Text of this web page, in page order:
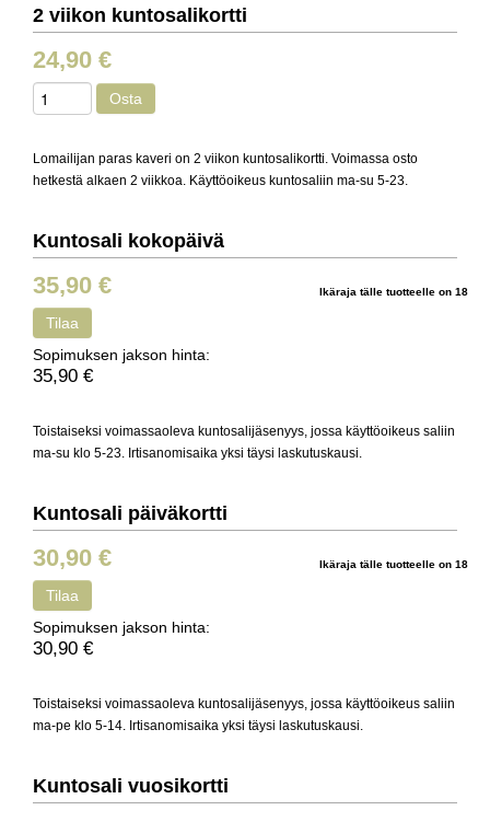
2 viikon kuntosalikortti
Lomailijan paras kaveri on 2 viikon kuntosalikortti. Voimassa osto
hetkestä alkaen 2 viikkoa. Käyttöoikeus kuntosaliin ma-su 5-23.
24,90 €
Osta
Kuntosali kokopäivä
Toistaiseksi voimassaoleva kuntosalijäsenyys, jossa käyttöoikeus saliin
ma-su klo 5-23. Irtisanomisaika yksi täysi laskutuskausi.
Ikäraja tälle tuotteelle on 18
35,90 €
Tilaa
Sopimuksen jakson hinta:
35,90 €
Kuntosali päiväkortti
Toistaiseksi voimassaoleva kuntosalijäsenyys, jossa käyttöoikeus saliin
ma-pe klo 5-14. Irtisanomisaika yksi täysi laskutuskausi.
Ikäraja tälle tuotteelle on 18
30,90 €
Tilaa
Sopimuksen jakson hinta:
30,90 €
Kuntosali vuosikortti